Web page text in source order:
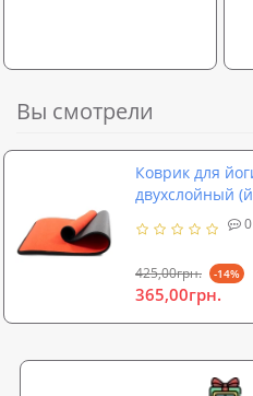
Вы смотрели
Коврик для
двухслойный
спортивный)
8мм (OF-0309)
0
425,00грн. -14%
365,00грн.